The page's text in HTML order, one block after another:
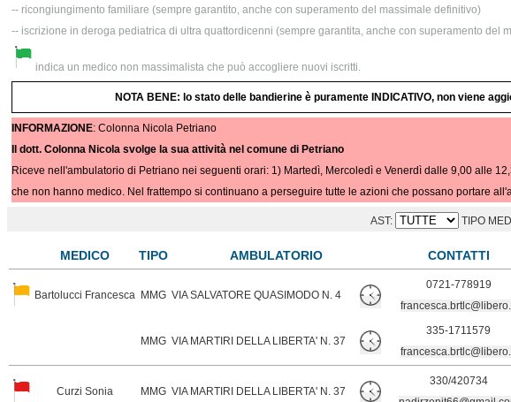
-- ricongiungimento familiare (sempre garantito, anche con superamento del massimale definitivo)
-- iscrizione in deroga pediatrica di ultra quattordicenni (sempre garantita, anche con superamento del
indica un medico non massimalista che può accogliere nuovi iscritti.
NOTA BENE: lo stato delle bandierine è puramente INDICATIVO, non viene
INFORMAZIONE: Colonna Nicola Petriano
Il dott. Colonna Nicola svolge la sua attività nel comune di Petriano
Riceve nell'ambulatorio di Petriano nei seguenti orari: 1) Martedì, Mercoledì e Venerdì dalle 9,00 alle
che non hanno medico. Nel frattempo si continuano a perseguire tutte le azioni che possano portare
AST: TIPO
MEDICO TIPO AMBULATORIO CONTATTI
Bartolucci Francesca MMG VIA SALVATORE QUASIMODO N. 4
0721-778919
MMG VIA MARTIRI DELLA LIBERTA' N. 37
335-1711579
Curzi Sonia MMG VIA MARTIRI DELLA LIBERTA' N. 37
330/420734